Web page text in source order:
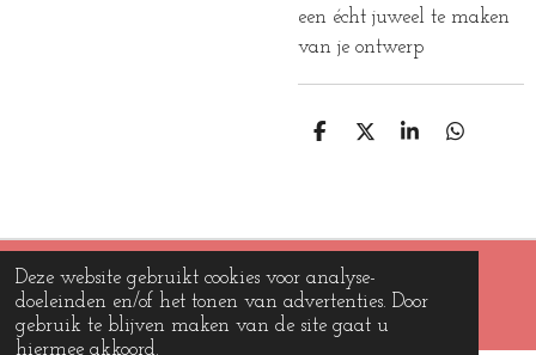
Deze website gebruikt cookies voor analyse-
doeleinden en/of het tonen van advertenties. Door
gebruik te blijven maken van de site gaat u
hiermee akkoord.
een écht juweel te maken
van je ontwerp
D
D
S
D
© 2019 - 2026 Beads and charms
Powered byJouwWeb